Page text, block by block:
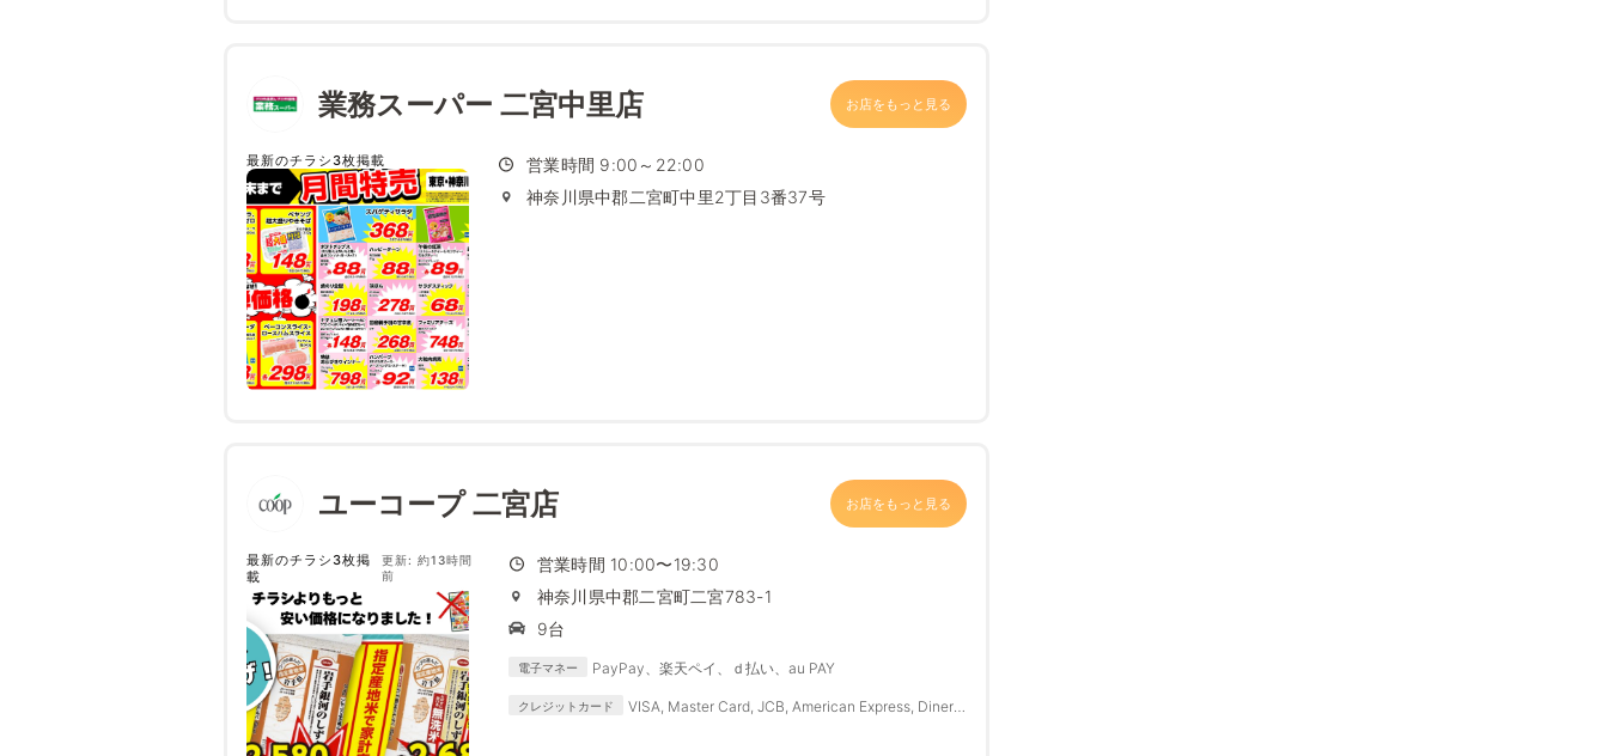
業務スーパー 二宮中里店 お店をもっと見る
最新のチラシ3枚掲載
営業時間 9:00～22:00
神奈川県中郡二宮町中里2丁目3番37号
ユーコープ 二宮店 お店をもっと見る
最新のチラシ3枚掲
載
更新: 約13時間
前
営業時間 10:00〜19:30
神奈川県中郡二宮町二宮783-1
9台
電子マネー PayPay、楽天ペイ、ｄ払い、au PAY
クレジットカード
VISA, Master Card, JCB, American Express, Diners